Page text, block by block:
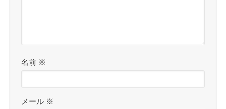
名前 ※
メール ※